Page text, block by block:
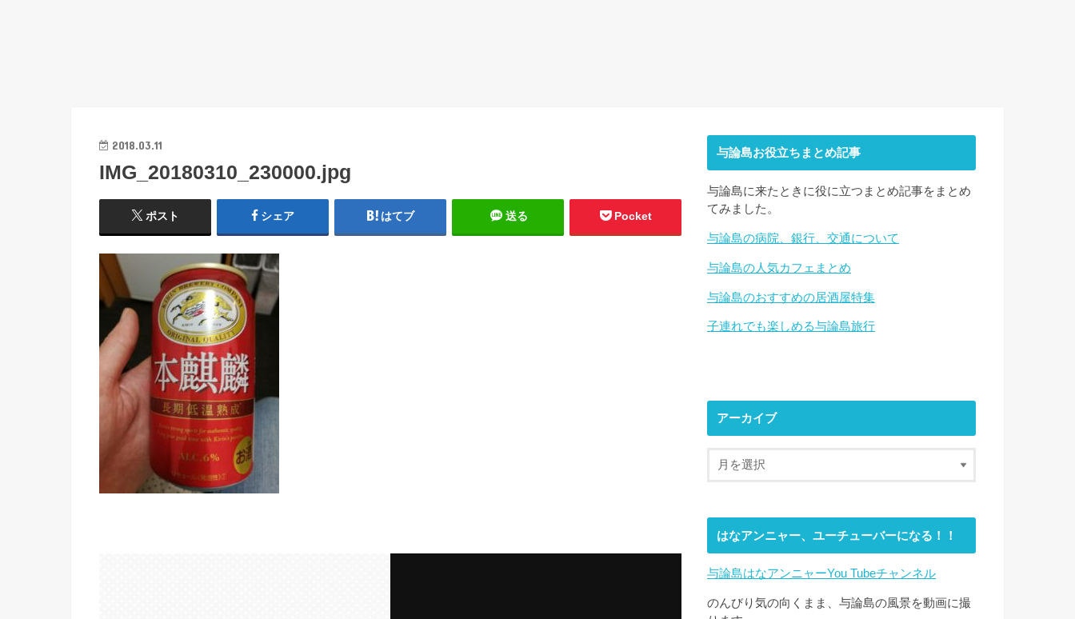
2018.03.11
IMG_20180310_230000.jpg
ポスト シェア はてブ 送る Pocket
与論島お役立ちまとめ記事
与論島に来たときに役に立つまとめ記事をまとめ
てみました。
与論島の病院、銀行、交通について
与論島の人気カフェまとめ
与論島のおすすめの居酒屋特集
子連れでも楽しめる与論島旅行
アーカイブ
はなアンニャー、ユーチューバーになる！！
与論島はなアンニャーYou Tubeチャンネル
のんびり気の向くまま、与論島の風景を動画に撮